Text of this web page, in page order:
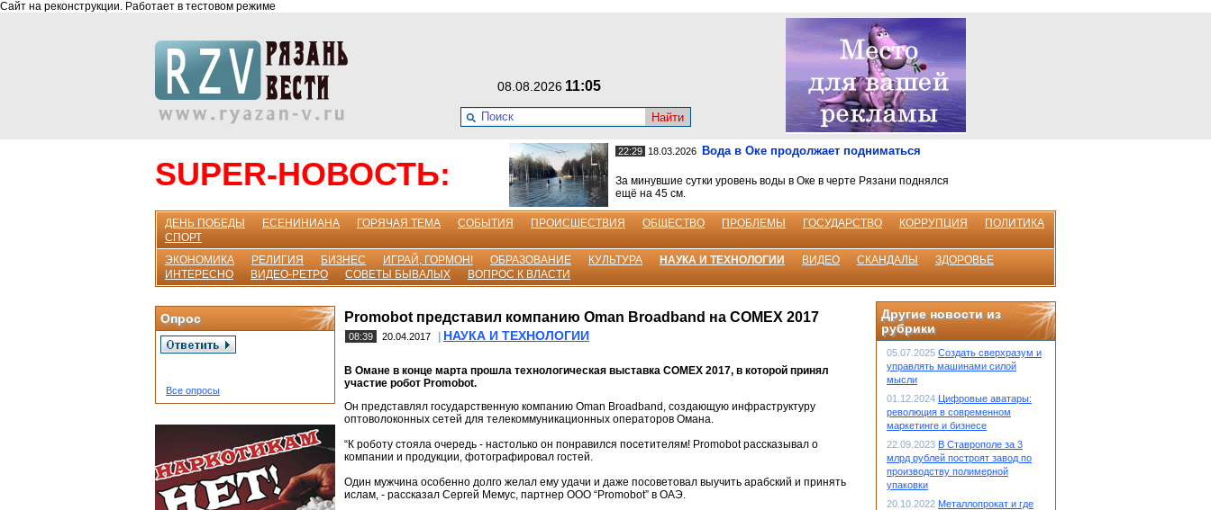
Сайт на реконструкции. Работает в тестовом режиме
08.08.2026 11:05
Найти
SUPER-НОВОСТЬ:
22:29 18.03.2026 Вода в Оке продолжает подниматься
За минувшие сутки уровень воды в Оке в черте Рязани поднялся
ещё на 45 см.
ДЕНЬ ПОБЕДЫ ЕСЕНИНИАНА ГОРЯЧАЯ ТЕМА СОБЫТИЯ ПРОИСШЕСТВИЯ ОБЩЕСТВО ПРОБЛЕМЫ ГОСУДАРСТВО КОРРУПЦИЯ
ПОЛИТИКА
СПОРТ
ЭКОНОМИКА
РЕЛИГИЯ БИЗНЕС ИГРАЙ, ГОРМОН! ОБРАЗОВАНИЕ КУЛЬТУРА НАУКА И ТЕХНОЛОГИИ ВИДЕО СКАНДАЛЫ
ЗДОРОВЬЕ
ИНТЕРЕСНО
ВИДЕО-РЕТРО СОВЕТЫ БЫВАЛЫХ ВОПРОС К ВЛАСТИ
Опрос
Все опросы
Promobot представил компанию Oman Broadband на COMEX 2017
08:39 20.04.2017 НАУКА И ТЕХНОЛОГИИ
В Омане в конце марта прошла технологическая выставка COMEX 2017, в которой принял
участие робот Promobot.
Он представлял государственную компанию Oman Broadband, создающую инфраструктуру
оптоволоконных сетей для телекоммуникационных операторов Омана.
“К роботу стояла очередь - настолько он понравился посетителям! Promobot рассказывал о
компании и продукции, фотографировал гостей.
Один мужчина особенно долго желал ему удачи и даже посоветовал выучить арабский и принять
ислам, - рассказал Сергей Мемус, партнер ООО “Promobot” в ОАЭ.
Другие новости из
рубрики
05.07.2025 Создать сверхразум и
управлять машинами силой
мысли
01.12.2024 Цифровые аватары:
революция в современном
маркетинге и бизнесе
22.09.2023 В Ставрополе за 3
млрд рублей построят завод по
производству полимерной
упаковки
20.10.2022 Металлопрокат и где